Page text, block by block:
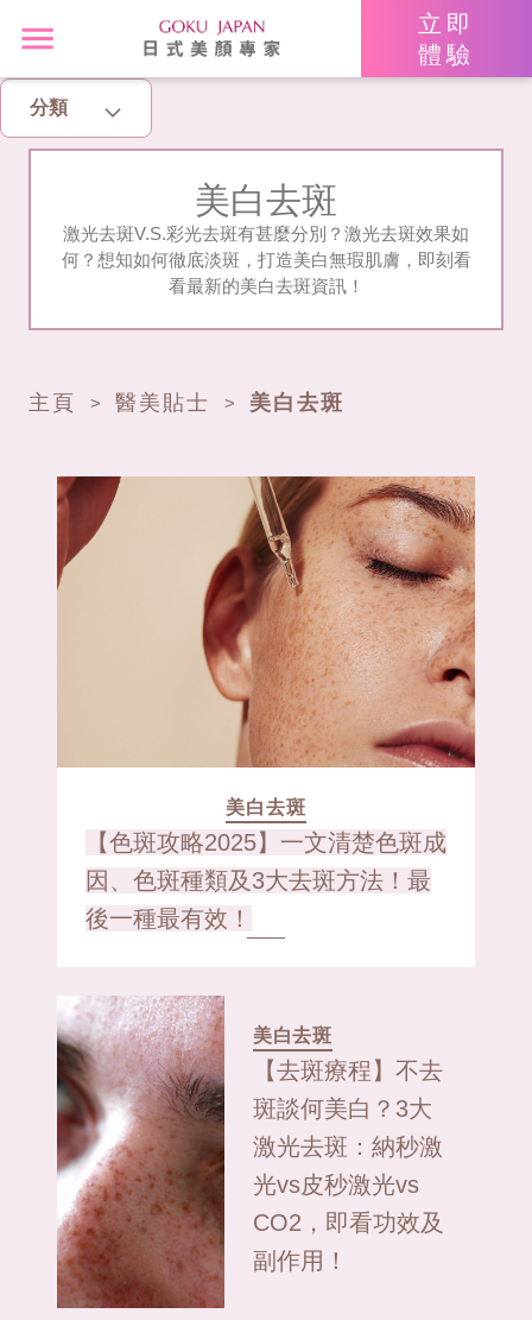
立即
體驗
分類
亮眼秘籍
美白去斑
增肌減脂
美白去斑
激光去斑V.S.彩光去斑有甚麼分別？激光去斑效果如
何？想知如何徹底淡斑，打造美白無瑕肌膚，即刻看
看最新的美白去斑資訊！
主頁 > 醫美貼士 > 美白去斑
美白去斑
【色斑攻略2025】一文清楚色斑成
因、色斑種類及3大去斑方法！最
後一種最有效！
美白去斑
【去斑療程】不去
斑談何美白？3大
激光去斑：納秒激
光vs皮秒激光vs
CO2，即看功效及
副作用！